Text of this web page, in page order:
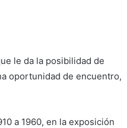
le da la posibilidad de
oportunidad de encuentro,
a 1960, en la exposición